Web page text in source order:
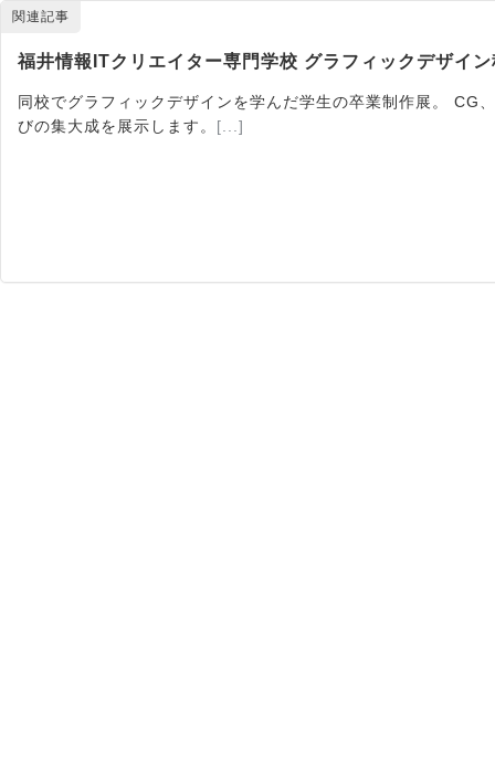
関連記事
福井情報ITクリエイター専門学校 グラフィックデザイ
同校でグラフィックデザインを学んだ学生の卒業制作展。 CG
びの集大成を展示します。 [...]